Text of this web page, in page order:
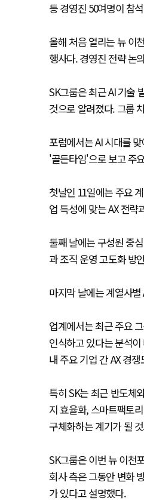
등 경영진 50여명이 참
올해 처음 열리는 뉴 이
행사다. 경영진 전략 논
SK그룹은 최근 AI 기술
것으로 알려졌다. 그룹
포럼에서는 AI 시대를
'골든타임'으로 보고 주
첫날인 11일에는 주요
업 특성에 맞는 AX 전략
둘째 날에는 구성원 중
과 조직 운영 고도화 방
마지막 날에는 계열사
업계에서는 최근 주요
인식하고 있다는 분석
내 주요 기업 간 AX 경
특히 SK는 최근 반도체
지 효율화, 스마트팩토
구체화하는 계기가 될
SK그룹은 이번 뉴 이천
회사 측은 그동안 변화
가 있다고 설명했다.